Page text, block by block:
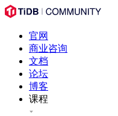
官网
商业咨询
文档
论坛
博客
课程